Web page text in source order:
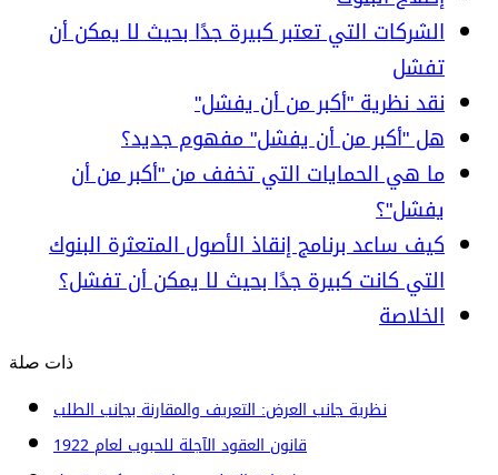
الشركات التي تعتبر كبيرة جدًا بحيث لا يمكن أن
تفشل
نقد نظرية "أكبر من أن يفشل"
هل "أكبر من أن يفشل" مفهوم جديد؟
ما هي الحمايات التي تخفف من "أكبر من أن
يفشل"؟
كيف ساعد برنامج إنقاذ الأصول المتعثرة البنوك
التي كانت كبيرة جدًا بحيث لا يمكن أن تفشل؟
الخلاصة
ذات صلة
نظرية جانب العرض: التعريف والمقارنة بجانب الطلب
قانون العقود الآجلة للحبوب لعام 1922